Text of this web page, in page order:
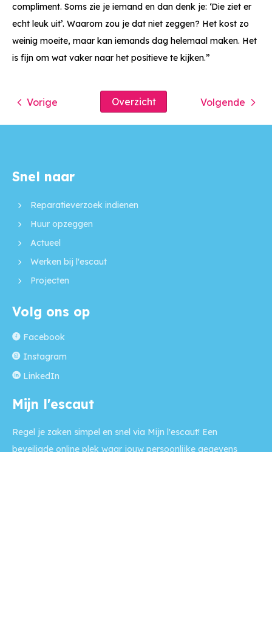
compliment. Soms zie je iemand en dan denk je: ‘Die ziet er
echt leuk uit’. Waarom zou je dat niet zeggen? Het kost zo
weinig moeite, maar kan iemands dag helemaal maken. Het
is fijn om wat vaker naar het positieve te kijken.”
Volgende
Overzicht
Vorige
Contactinformatie
Snel naar
Reparatieverzoek indienen
Huur opzeggen
Actueel
Werken bij l'escaut
Projecten
Volg ons op
Facebook
Instagram
LinkedIn
Mijn l'escaut
Regel je zaken simpel en snel via Mijn l'escaut! Een
beveiligde online plek waar jouw persoonlijke gegevens